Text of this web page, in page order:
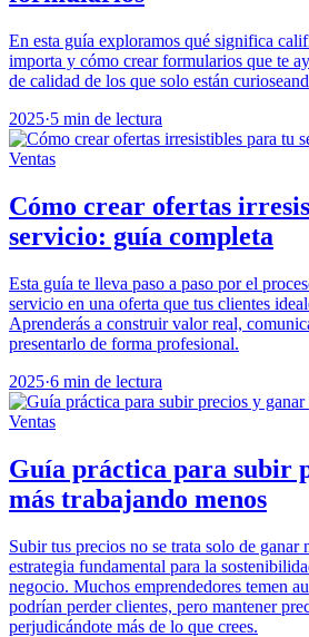
En esta guía exploramos qué significa
importa y cómo crear formularios que te
de calidad de los que solo están
2025·5 min de lectura
Ventas
Cómo crear ofertas
servicio: guía completa
Esta guía te lleva paso a paso por el
servicio en una oferta que tus clientes
Aprenderás a construir valor real,
presentarlo de forma profesional.
2025·6 min de lectura
Ventas
Guía práctica para subir
más trabajando menos
Subir tus precios no se trata solo de ganar
estrategia fundamental para la
negocio. Muchos emprendedores temen
podrían perder clientes, pero mantener
perjudicándote más de lo que crees.